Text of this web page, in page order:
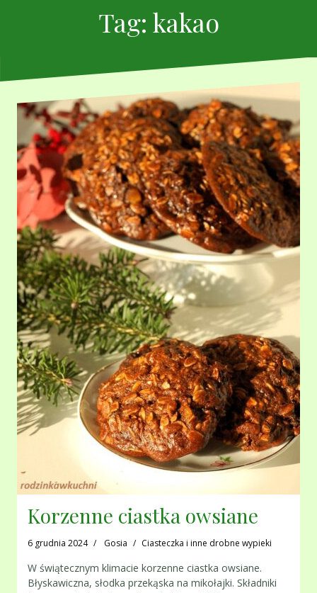
Tag: kakao
Korzenne ciastka owsiane
6 grudnia 2024 Gosia Ciasteczka i inne drobne wypieki
W świątecznym klimacie korzenne ciastka owsiane.
Błyskawiczna, słodka przekąska na mikołajki. Składniki